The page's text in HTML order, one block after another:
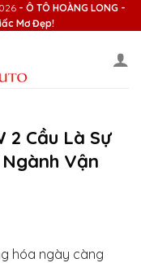
- Ô TÔ HOÀNG LONG -
Mơ Đẹp!
2 Cầu Là Sự
Vận
hóa ngày càng